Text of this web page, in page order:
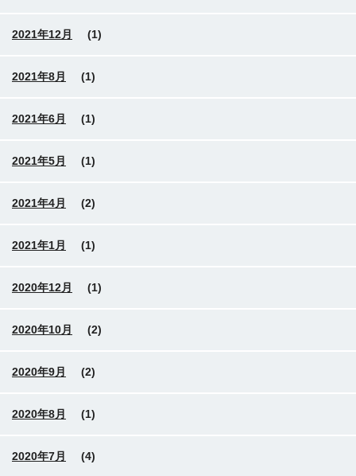
2021年12月 (1)
2021年8月 (1)
2021年6月 (1)
2021年5月 (1)
2021年4月 (2)
2021年1月 (1)
2020年12月 (1)
2020年10月 (2)
2020年9月 (2)
2020年8月 (1)
2020年7月 (4)